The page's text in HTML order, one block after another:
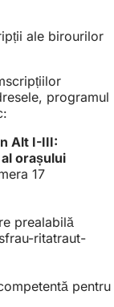
ale birourilor
programul
Alt I-III:
orașului
17
prealabilă
ritatraut-
pentru